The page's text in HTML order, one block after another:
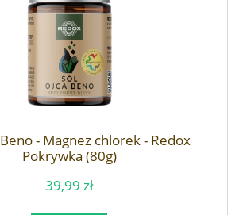
- Magnez chlorek - Redox
Pokrywka (80g)
39,99 zł